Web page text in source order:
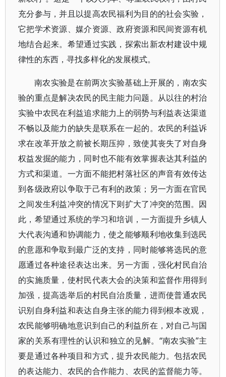
充分参与，并且以提高农民福利为目的的社会实验，
它把学术资源、媒介资源、政府资源和民间资源有机
地结合起来。希望通过实践，探索出新农村建设中规
律性的东西，寻找多样化的发展模式。
南农实验是在前两次实验基础上开展的，南农实
验的重点是解决农民的民主能力问题。从以往的村治
实验中农民在利益追求能力上的弱势与利益表达渠道
不畅以及能力的缺失是联系在一起的。农民的利益诉
求在改革开放之前被长期压抑，致使其丧失了对自身
权益发掘的能力，同时也不能有效掌握表达其利益的
方式和渠道。一方面不能把村落社区的声音有效传达
到各级政府以争取于己有利的政策；另一方面在官民
之间发生利益冲突的情况下则扩大了冲突的范围。因
此，希望通过系统的学习和培训，一方面提升乡镇人
大代表沟通和协调能力，使之能够顺利地收集到选民
的意愿和争取到最广泛的支持，同时能够将选民的意
愿通过各种途径表达出来。另一方面，强化村民自治
的实施质量，使村民代表大会的决策和监督作用得到
加强，提高选举后的村民自治质量，进而使普通农民
识别自身利益和表达自身主张的能力得到根本改观，
农民能够明确地意识到自己的利益所在，对自己与国
家的关系有理性的认识和独立的见解。“南农实验”主
要是通过各种项目和方式，提升农民能力。包括农民
的表达能力、农民的合作能力、农民的监督能力等。